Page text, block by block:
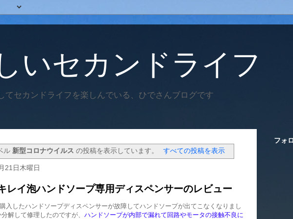
いセカンドライフ
てセカンドライフを楽しんでいる、ひでさんブログです
ル新型コロナウイルス の投稿を表示しています。 すべての投稿を表示
21日木曜日
レイ泡ハンドソープ専用ディスペンサーのレビュー
入したハンドソープディスペンサーが故障してハンドソープが出てこなくなりまし
解して修理したのですが、 ハンドソープが内部で漏れて回路やモータの接触不良に
フォ